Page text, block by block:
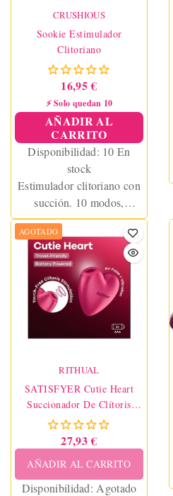
CRUSHIOUS
Sookie Estimulador
Clitoriano
16,95 €
⚡ Solo quedan 10
AÑADIR AL
CARRITO
Disponibilidad: 10 En
stock
Estimulador clitoriano con
succión. 10 modos,
funciona con pilas AAA
(incluidas), discreto y
perfecto para iniciarse en el
placer. No sumergible, fácil
de limpiar.
AGOTADO
RITHUAL
SATISFYER Cutie Heart
Succionador De Clítoris
Battery Series
27,93 €
AÑADIR AL CARRITO
Disponibilidad: Agotado